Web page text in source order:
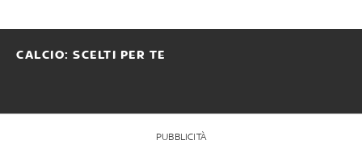
CALCIO: SCELTI PER TE
PUBBLICITÀ